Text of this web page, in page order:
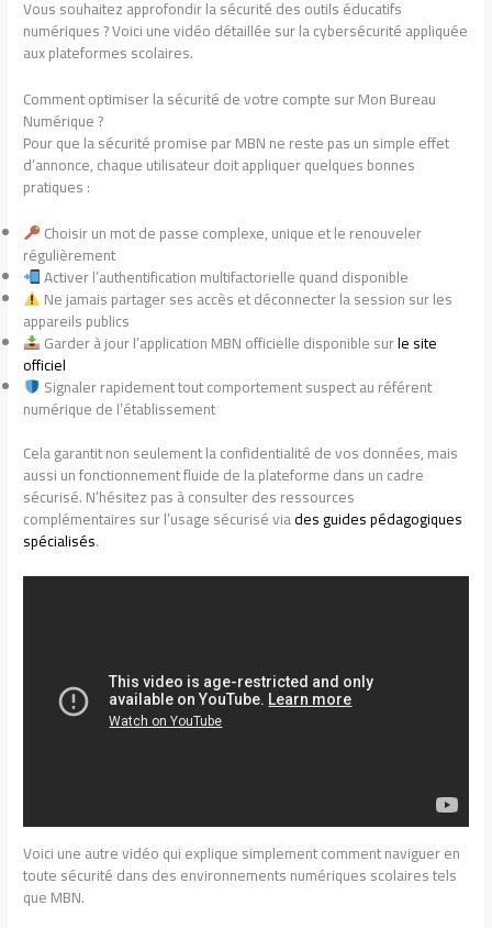
Vous souhaitez approfondir la sécurité des outils éducatifs
numériques ? Voici une vidéo détaillée sur la cybersécurité appliquée
aux plateformes scolaires.
Comment optimiser la sécurité de votre compte sur Mon Bureau
Numérique ?
Pour que la sécurité promise par MBN ne reste pas un simple effet
d’annonce, chaque utilisateur doit appliquer quelques bonnes
pratiques :
Choisir un mot de passe complexe, unique et le renouveler
régulièrement
Activer l’authentification multifactorielle quand disponible
Ne jamais partager ses accès et déconnecter la session sur les
appareils publics
Garder à jour l’application MBN officielle disponible surle site
officiel
Signaler rapidement tout comportement suspect au référent
numérique de l’établissement
Cela garantit non seulement la confidentialité de vos données, mais
aussi un fonctionnement fluide de la plateforme dans un cadre
sécurisé. N’hésitez pas à consulter des ressources
complémentaires sur l’usage sécurisé viades guides pédagogiques
spécialisés.
Voici une autre vidéo qui explique simplement comment naviguer en
toute sécurité dans des environnements numériques scolaires tels
que MBN.